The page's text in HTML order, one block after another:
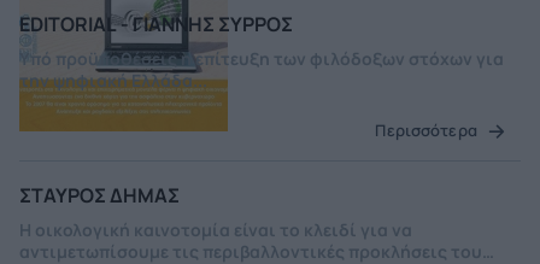
EDITORIAL - ΓΙΑΝΝΗΣ ΣΥΡΡΟΣ
Υπό προϋποθέσεις η επίτευξη των φιλόδοξων στόχων για
την ψηφιακή Ελλάδα...
Περισσότερα
ΣΤΑΥΡΟΣ ΔΗΜΑΣ
Η οικολογική καινοτομία είναι το κλειδί για να
αντιμετωπίσουμε τις περιβαλλοντικές προκλήσεις του